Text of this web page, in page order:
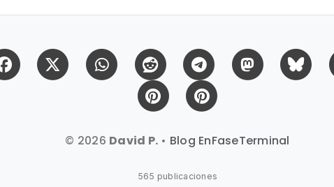
FacebookX (Twitter)WhatsappReddit Telegram Mastodon
Pinterest
© 2026 David P. • Blog EnFaseTerminal
565 publicaciones